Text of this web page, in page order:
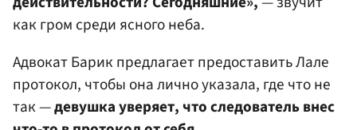
как гром среди ясного неба.
Адвокат Барик предлагает предоставить Лале
протокол, чтобы она лично указала, где что не
так —девушка уверяет, что следователь внес